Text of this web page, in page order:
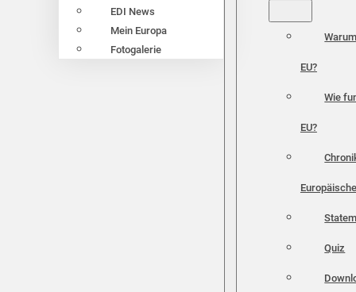
EDI News
Mein Europa
Fotogalerie
EU?
Wie
EU?
Quiz